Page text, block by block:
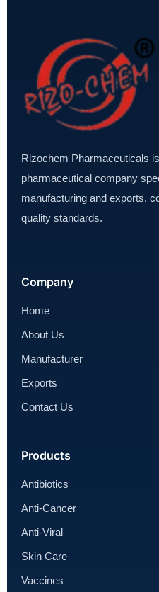
Rizochem Pharmaceuticals
pharmaceutical company
manufacturing and exports,
quality standards.
Company
Home
About Us
Manufacturer
Exports
Contact Us
Products
Antibiotics
Anti-Cancer
Anti-Viral
Skin Care
Vaccines